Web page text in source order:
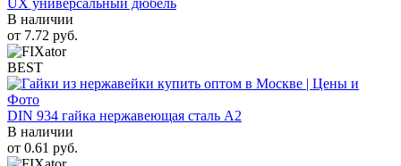
В наличии
от 7.72 руб.
BEST
DIN 934 гайка нержавеющая сталь A2
В наличии
от 0.61 руб.